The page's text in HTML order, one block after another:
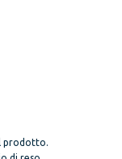
prodotto.